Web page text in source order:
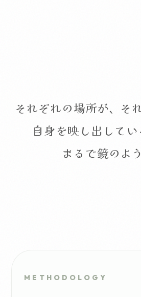
それぞれの場所が、そ
自身を映し出してい
まるで鏡のよ
METHODOLOGY